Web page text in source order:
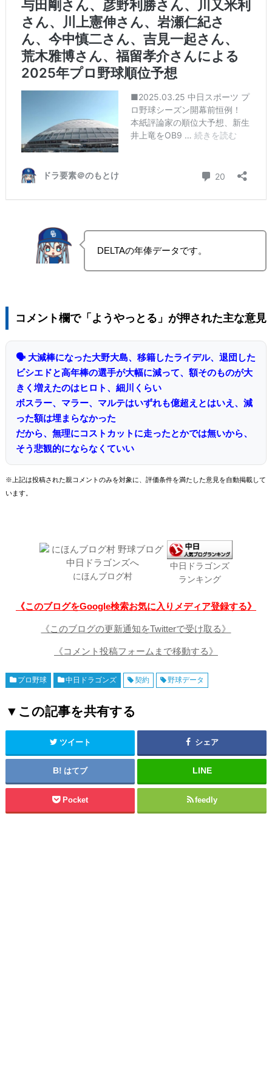
DELTAの年俸データです。
コメント欄で「ようやっとる」が押された主な意見
🗣 大減棒になった大野大島、移籍したライデル、退団した
ビシエドと高年棒の選手が大幅に減って、額そのものが大
きく増えたのはヒロト、細川くらい
ボスラー、マラー、マルテはいずれも億超えとはいえ、減
った額は埋まらなかった
だから、無理にコストカットに走ったとかでは無いから、
そう悲観的にならなくていい
※上記は投稿された親コメントのみを対象に、評価条件を満たした意見を自動掲載して
います。
にほんブログ村
中日ドラゴンズ
ランキング
《このブログをGoogle検索お気に入りメディア登録する》
《このブログの更新通知をTwitterで受け取る》
《コメント投稿フォームまで移動する》
プロ野球 中日ドラゴンズ 契約 野球データ
▼この記事を共有する
ツイート シェア
はてブ
Pocket feedly